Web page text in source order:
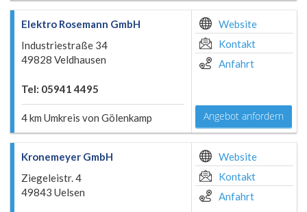
Elektro Rosemann GmbH
Industriestraße 34
49828 Veldhausen
Tel: 05941 4495
4 km Umkreis von Gölenkamp
Website
Kontakt
Anfahrt
Angebot anfordern
Kronemeyer GmbH
Ziegeleistr. 4
49843 Uelsen
Website
Kontakt
Anfahrt